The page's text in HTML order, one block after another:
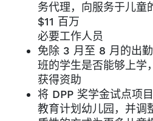
务代理，向服务于儿童
$11 百万
必要工作人员
免除 3 月至 8 月的出
班的学生是否能够上学
获得资助
将 DPP 奖学金试点项
教育计划幼儿园，并调